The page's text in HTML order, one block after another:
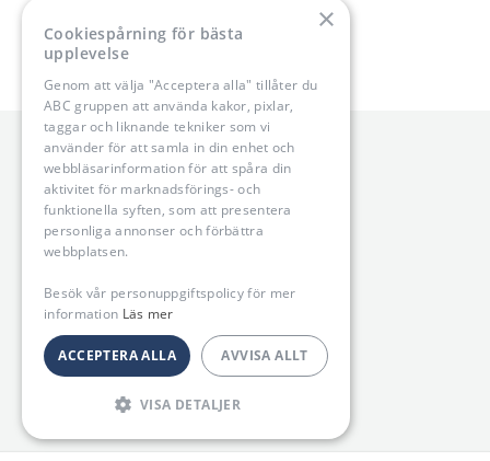
VANLIGA FRÅGOR & SVAR
×
Cookiespårning för bästa
upplevelse
Genom att välja "Acceptera alla" tillåter du
ABC gruppen att använda kakor, pixlar,
taggar och liknande tekniker som vi
använder för att samla in din enhet och
webbläsarinformation för att spåra din
aktivitet för marknadsförings- och
funktionella syften, som att presentera
personliga annonser och förbättra
webbplatsen.
Besök vår personuppgiftspolicy för mer
information Läs mer
ACCEPTERA ALLA AVVISA ALLT
VISA DETALJER
STRIKT NÖDVÄNDIGT